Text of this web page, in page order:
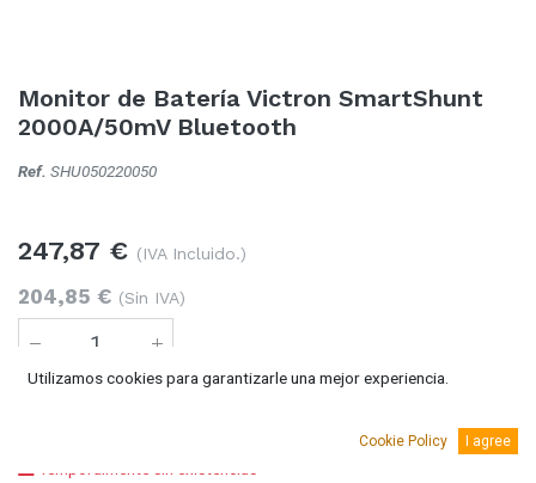
Monitor de Batería Victron SmartShunt
2000A/50mV Bluetooth
Ref. SHU050220050
247,87 € (IVA Incluido.)
204,85 € (Sin IVA)
Utilizamos cookies para garantizarle una mejor experiencia.
Cookie Policy I agree